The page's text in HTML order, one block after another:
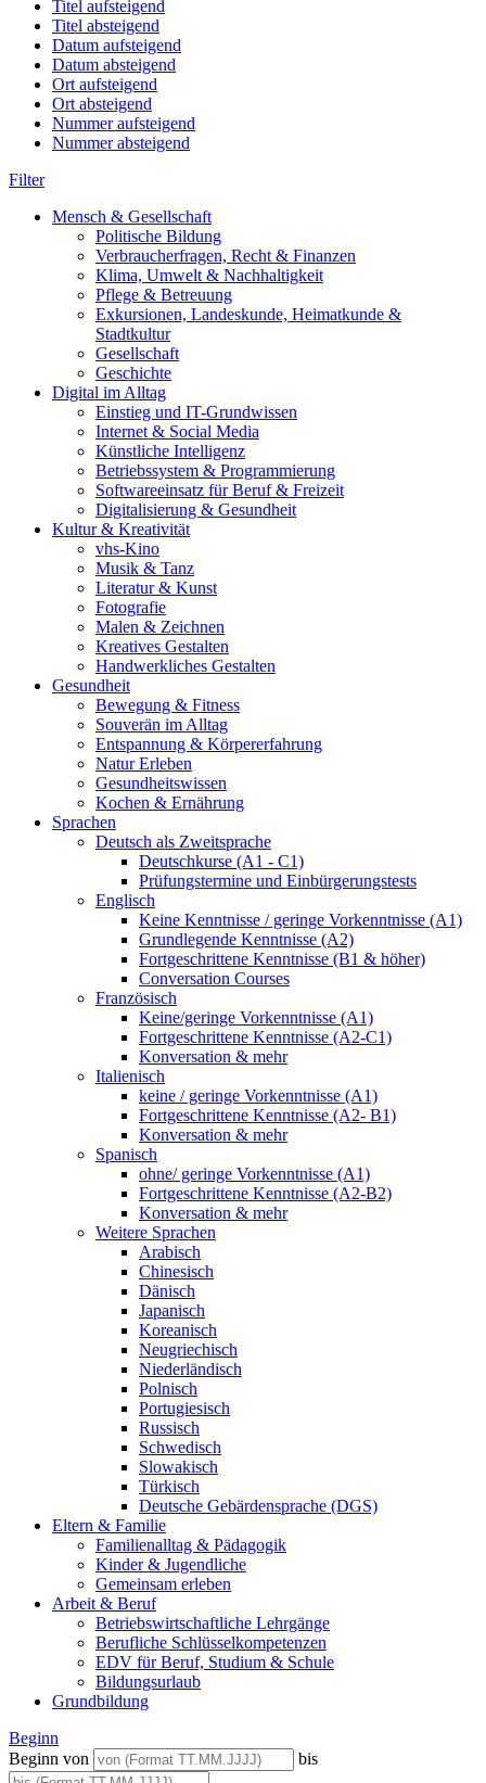
Titel aufsteigend
Titel absteigend
Datum aufsteigend
Datum absteigend
Ort aufsteigend
Ort absteigend
Nummer aufsteigend
Nummer absteigend
Filter
Mensch & Gesellschaft
Politische Bildung
Verbraucherfragen, Recht & Finanzen
Klima, Umwelt & Nachhaltigkeit
Pflege & Betreuung
Exkursionen, Landeskunde, Heimatkunde &
Stadtkultur
Gesellschaft
Geschichte
Digital im Alltag
Einstieg und IT-Grundwissen
Internet & Social Media
Künstliche Intelligenz
Betriebssystem & Programmierung
Softwareeinsatz für Beruf & Freizeit
Digitalisierung & Gesundheit
Kultur & Kreativität
vhs-Kino
Musik & Tanz
Literatur & Kunst
Fotografie
Malen & Zeichnen
Kreatives Gestalten
Handwerkliches Gestalten
Gesundheit
Bewegung & Fitness
Souverän im Alltag
Entspannung & Körpererfahrung
Natur Erleben
Gesundheitswissen
Kochen & Ernährung
Sprachen
Deutsch als Zweitsprache
Deutschkurse (A1 - C1)
Prüfungstermine und Einbürgerungstests
Englisch
Keine Kenntnisse / geringe Vorkenntnisse (A1)
Grundlegende Kenntnisse (A2)
Fortgeschrittene Kenntnisse (B1 & höher)
Conversation Courses
Französisch
Keine/geringe Vorkenntnisse (A1)
Fortgeschrittene Kenntnisse (A2-C1)
Konversation & mehr
Italienisch
keine / geringe Vorkenntnisse (A1)
Fortgeschrittene Kenntnisse (A2- B1)
Konversation & mehr
Spanisch
ohne/ geringe Vorkenntnisse (A1)
Fortgeschrittene Kenntnisse (A2-B2)
Konversation & mehr
Weitere Sprachen
Arabisch
Chinesisch
Dänisch
Japanisch
Koreanisch
Neugriechisch
Niederländisch
Polnisch
Portugiesisch
Russisch
Schwedisch
Slowakisch
Türkisch
Deutsche Gebärdensprache (DGS)
Eltern & Familie
Familienalltag & Pädagogik
Kinder & Jugendliche
Gemeinsam erleben
Arbeit & Beruf
Betriebswirtschaftliche Lehrgänge
Berufliche Schlüsselkompetenzen
EDV für Beruf, Studium & Schule
Bildungsurlaub
Grundbildung
Beginn
Beginn von
bis